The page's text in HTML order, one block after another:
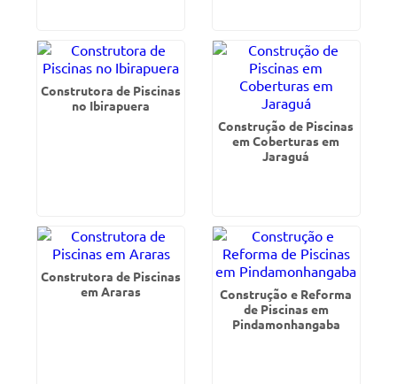
Construtora de Piscinas
no Ibirapuera
Construção de Piscinas
em Coberturas em
Jaraguá
Construtora de Piscinas
em Araras
Construção e Reforma
de Piscinas em
Pindamonhangaba